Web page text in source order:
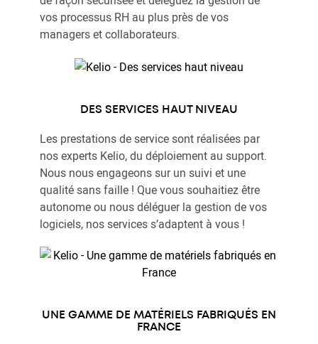
vos processus RH au plus près de vos
managers et collaborateurs.
DES SERVICES HAUT NIVEAU
Les prestations de service sont réalisées par
nos experts Kelio, du déploiement au support.
Nous nous engageons sur un suivi et une
qualité sans faille ! Que vous souhaitiez être
autonome ou nous déléguer la gestion de vos
logiciels, nos services s’adaptent à vous !
UNE GAMME DE MATÉRIELS FABRIQUÉS EN
FRANCE